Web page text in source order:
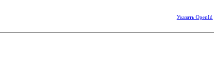
Указать OpenId